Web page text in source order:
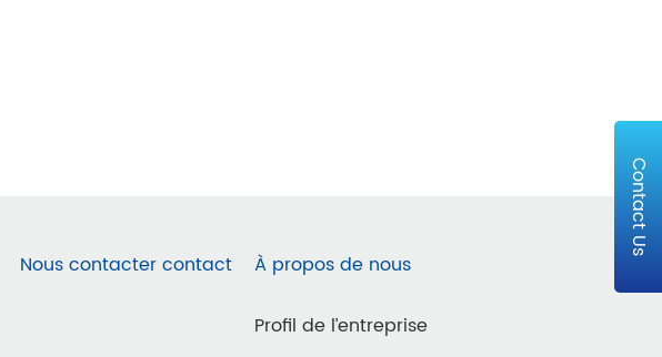
Contact Us
Nous contacter contact À propos de nous
Profil de l’entreprise